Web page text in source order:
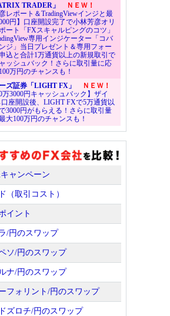
TRADER」
ＮＥＷ！
レポート＆TradingViewインジと最
円】口座開設完了で小林芳彦オリ
ート「FXスキャルピングのコツ」
専用インジケーター「コバ
ジ」当日プレゼント＆専用フォー
込と合計1万通貨以上の新規取引で
ッシュバック！さらに取引量に応
万円のチャンスも！
ズ証券「LIGHT FX」
ＮＥＷ！
万3000円キャッシュバック】ザイ
座開設後、LIGHT FXで5万通貨以
3000円がもらえる！さらに取引量
大100万円のチャンスも！
ャンペーン
（取引コスト）
イント
/円のスワップ
ソ/円のスワップ
ナ/円のスワップ
フォリント/円のスワップ
ズロチ/円のスワップ